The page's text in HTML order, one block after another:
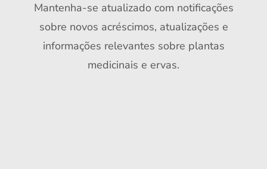
Mantenha-se atualizado com notificações
sobre novos acréscimos, atualizações e
informações relevantes sobre plantas
medicinais e ervas.